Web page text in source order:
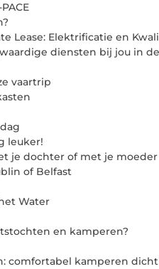
Lease: Elektrificatie en
diensten bij jou in
vaartrip
leuker!
je dochter of met je moeder
of Belfast
Water
en kamperen?
comfortabel kamperen